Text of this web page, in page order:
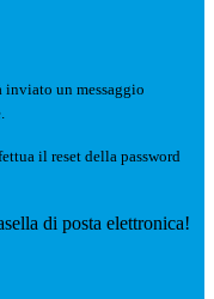
inviato un messaggio
il reset della password
di posta elettronica!